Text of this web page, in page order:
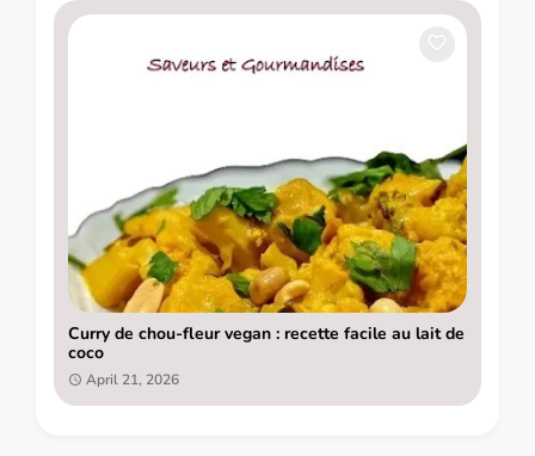
Curry de chou-fleur vegan : recette facile au lait de
coco
April 21, 2026